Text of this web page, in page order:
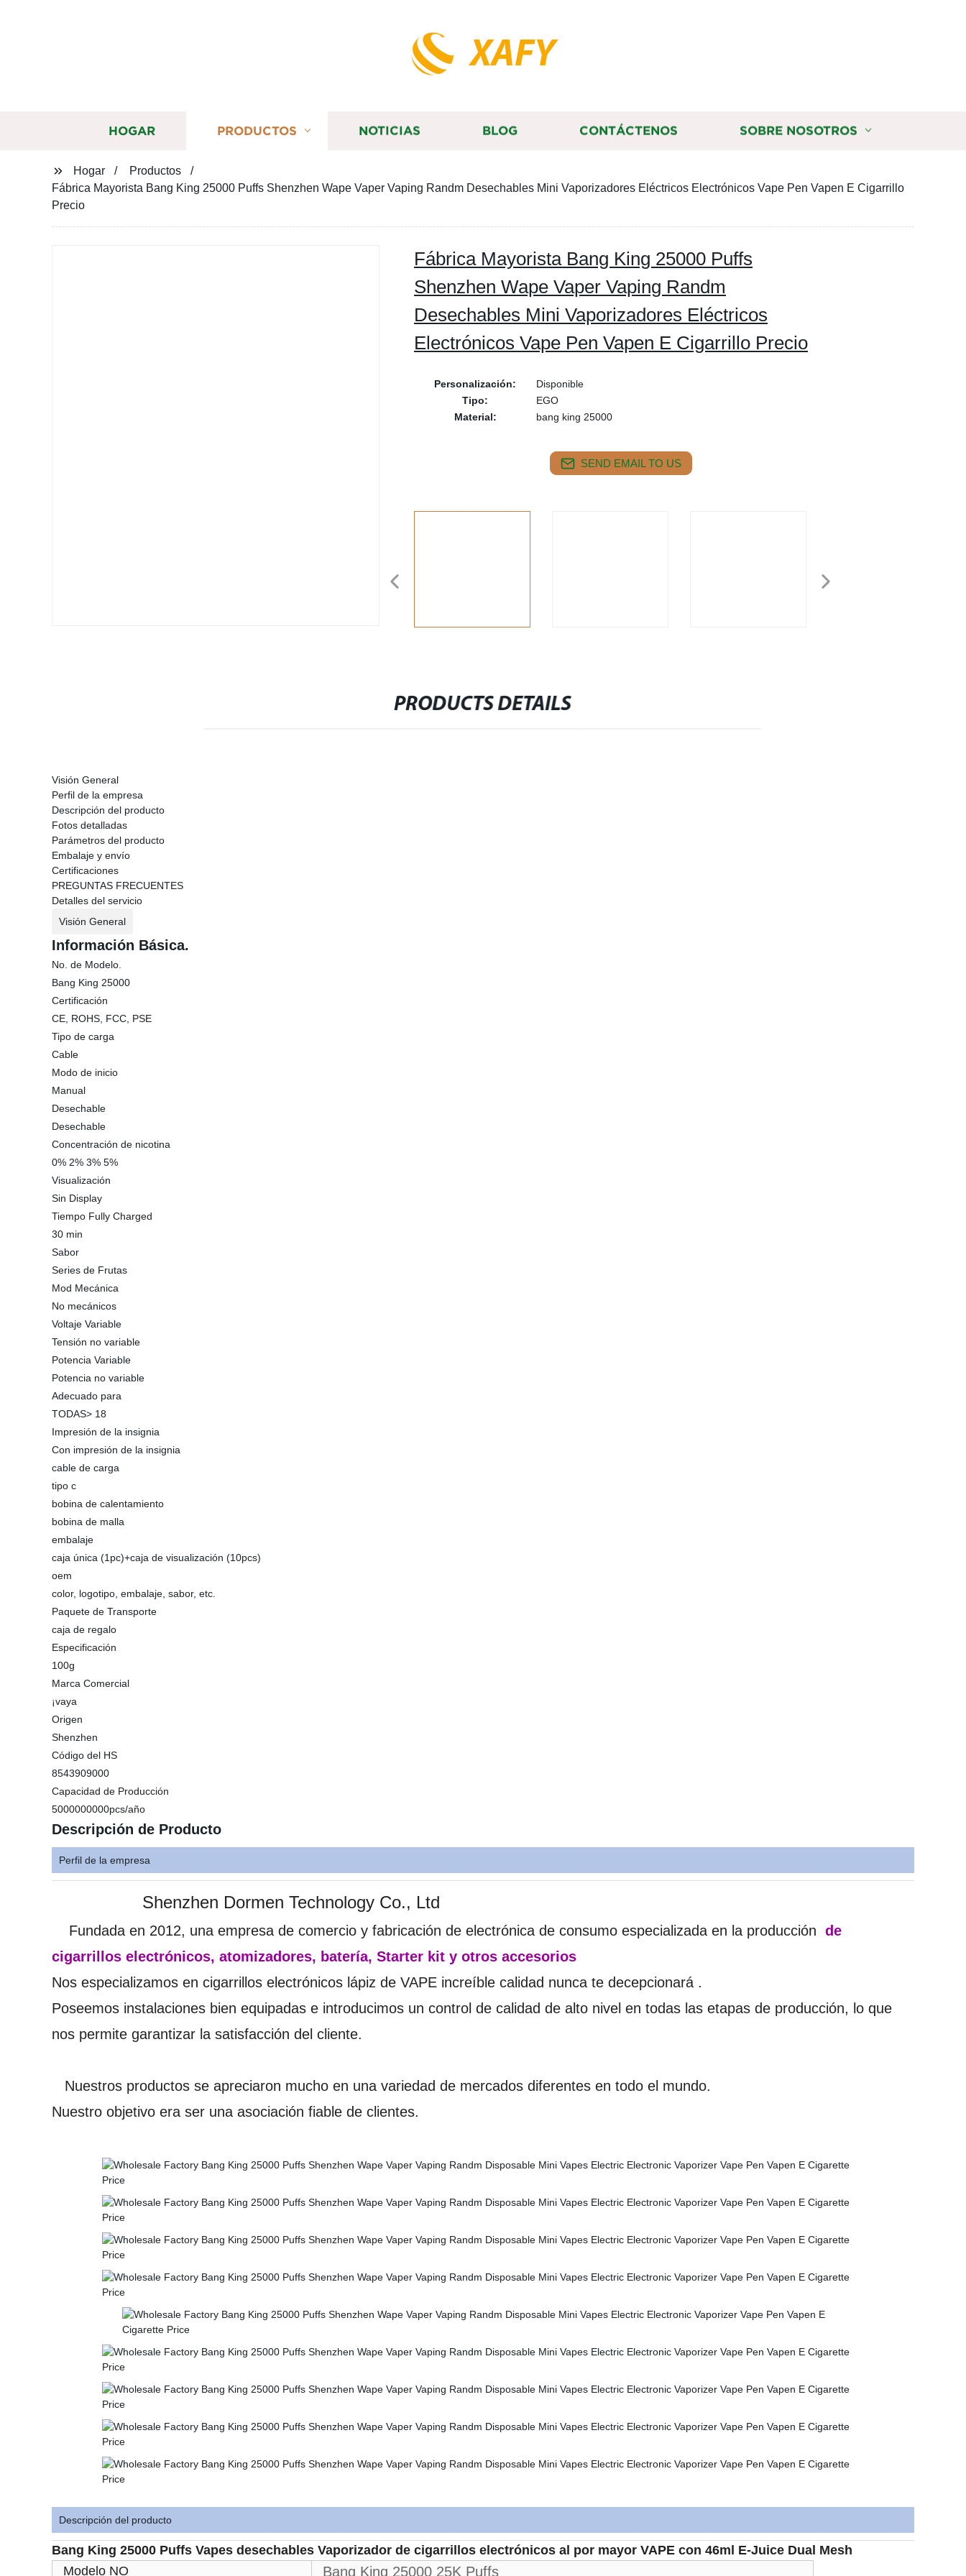
XAFY
HOGAR PRODUCTOS NOTICIAS BLOG CONTÁCTENOS SOBRE NOSOTROS
Hogar
Productos
Fábrica Mayorista Bang King 25000 Puffs Shenzhen Wape Vaper Vaping Randm Desechables Mini Vaporizadores Eléctricos Electrónicos Vape Pen Vapen E Cigarrillo
Precio
Fábrica Mayorista Bang King 25000 Puffs
Shenzhen Wape Vaper Vaping Randm
Desechables Mini Vaporizadores Eléctricos
Electrónicos Vape Pen Vapen E Cigarrillo Precio
Personalización:
Disponible
Tipo:
EGO
Material:
bang king 25000
SEND EMAIL TO US
PRODUCTS DETAILS
Visión General
Perfil de la empresa
Descripción del producto
Fotos detalladas
Parámetros del producto
Embalaje y envío
Certificaciones
PREGUNTAS FRECUENTES
Detalles del servicio
Visión General
Información Básica.
No. de Modelo.
Bang King 25000
Certificación
CE, ROHS, FCC, PSE
Tipo de carga
Cable
Modo de inicio
Manual
Desechable
Desechable
Concentración de nicotina
0% 2% 3% 5%
Visualización
Sin Display
Tiempo Fully Charged
30 min
Sabor
Series de Frutas
Mod Mecánica
No mecánicos
Voltaje Variable
Tensión no variable
Potencia Variable
Potencia no variable
Adecuado para
TODAS> 18
Impresión de la insignia
Con impresión de la insignia
cable de carga
tipo c
bobina de calentamiento
bobina de malla
embalaje
caja única (1pc)+caja de visualización (10pcs)
oem
color, logotipo, embalaje, sabor, etc.
Paquete de Transporte
caja de regalo
Especificación
100g
Marca Comercial
¡vaya
Origen
Shenzhen
Código del HS
8543909000
Capacidad de Producción
5000000000pcs/año
Descripción de Producto
Perfil de la empresa
Shenzhen Dormen Technology Co., Ltd
Fundada en 2012, una empresa de comercio y fabricación de electrónica de consumo especializada en la producción de
cigarrillos electrónicos, atomizadores, batería, Starter kit y otros accesorios
Nos especializamos en cigarrillos electrónicos lápiz de VAPE increíble calidad nunca te decepcionará .
Poseemos instalaciones bien equipadas e introducimos un control de calidad de alto nivel en todas las etapas de producción, lo que
nos permite garantizar la satisfacción del cliente.
Nuestros productos se apreciaron mucho en una variedad de mercados diferentes en todo el mundo.
Nuestro objetivo era ser una asociación fiable de clientes.
Descripción del producto
Bang King 25000 Puffs Vapes desechables Vaporizador de cigarrillos electrónicos al por mayor VAPE con 46ml E-Juice Dual Mesh
Modelo NO
Bang King 25000 25K Puffs